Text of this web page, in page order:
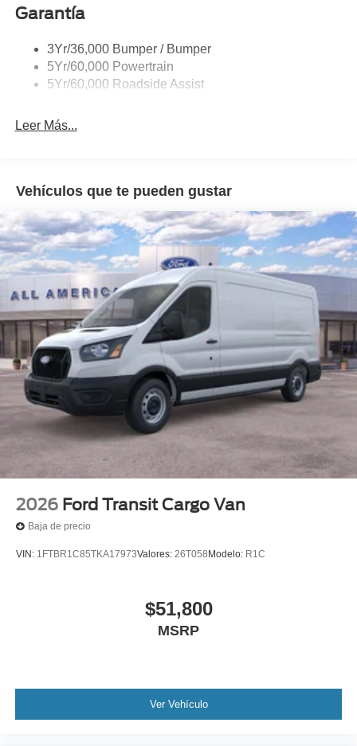
Single Sliding Side Door
Wipers - Rain-Sensing
Garantía
3Yr/36,000 Bumper / Bumper
5Yr/60,000 Powertrain
5Yr/60,000 Roadside Assist
Leer Más...
Vehículos que te pueden gustar
2026 Ford Transit Cargo Van
Baja de precio
VIN: 1FTBR1C85TKA17973Valores: 26T058Modelo: R1C
$51,800
MSRP
Ver Vehículo